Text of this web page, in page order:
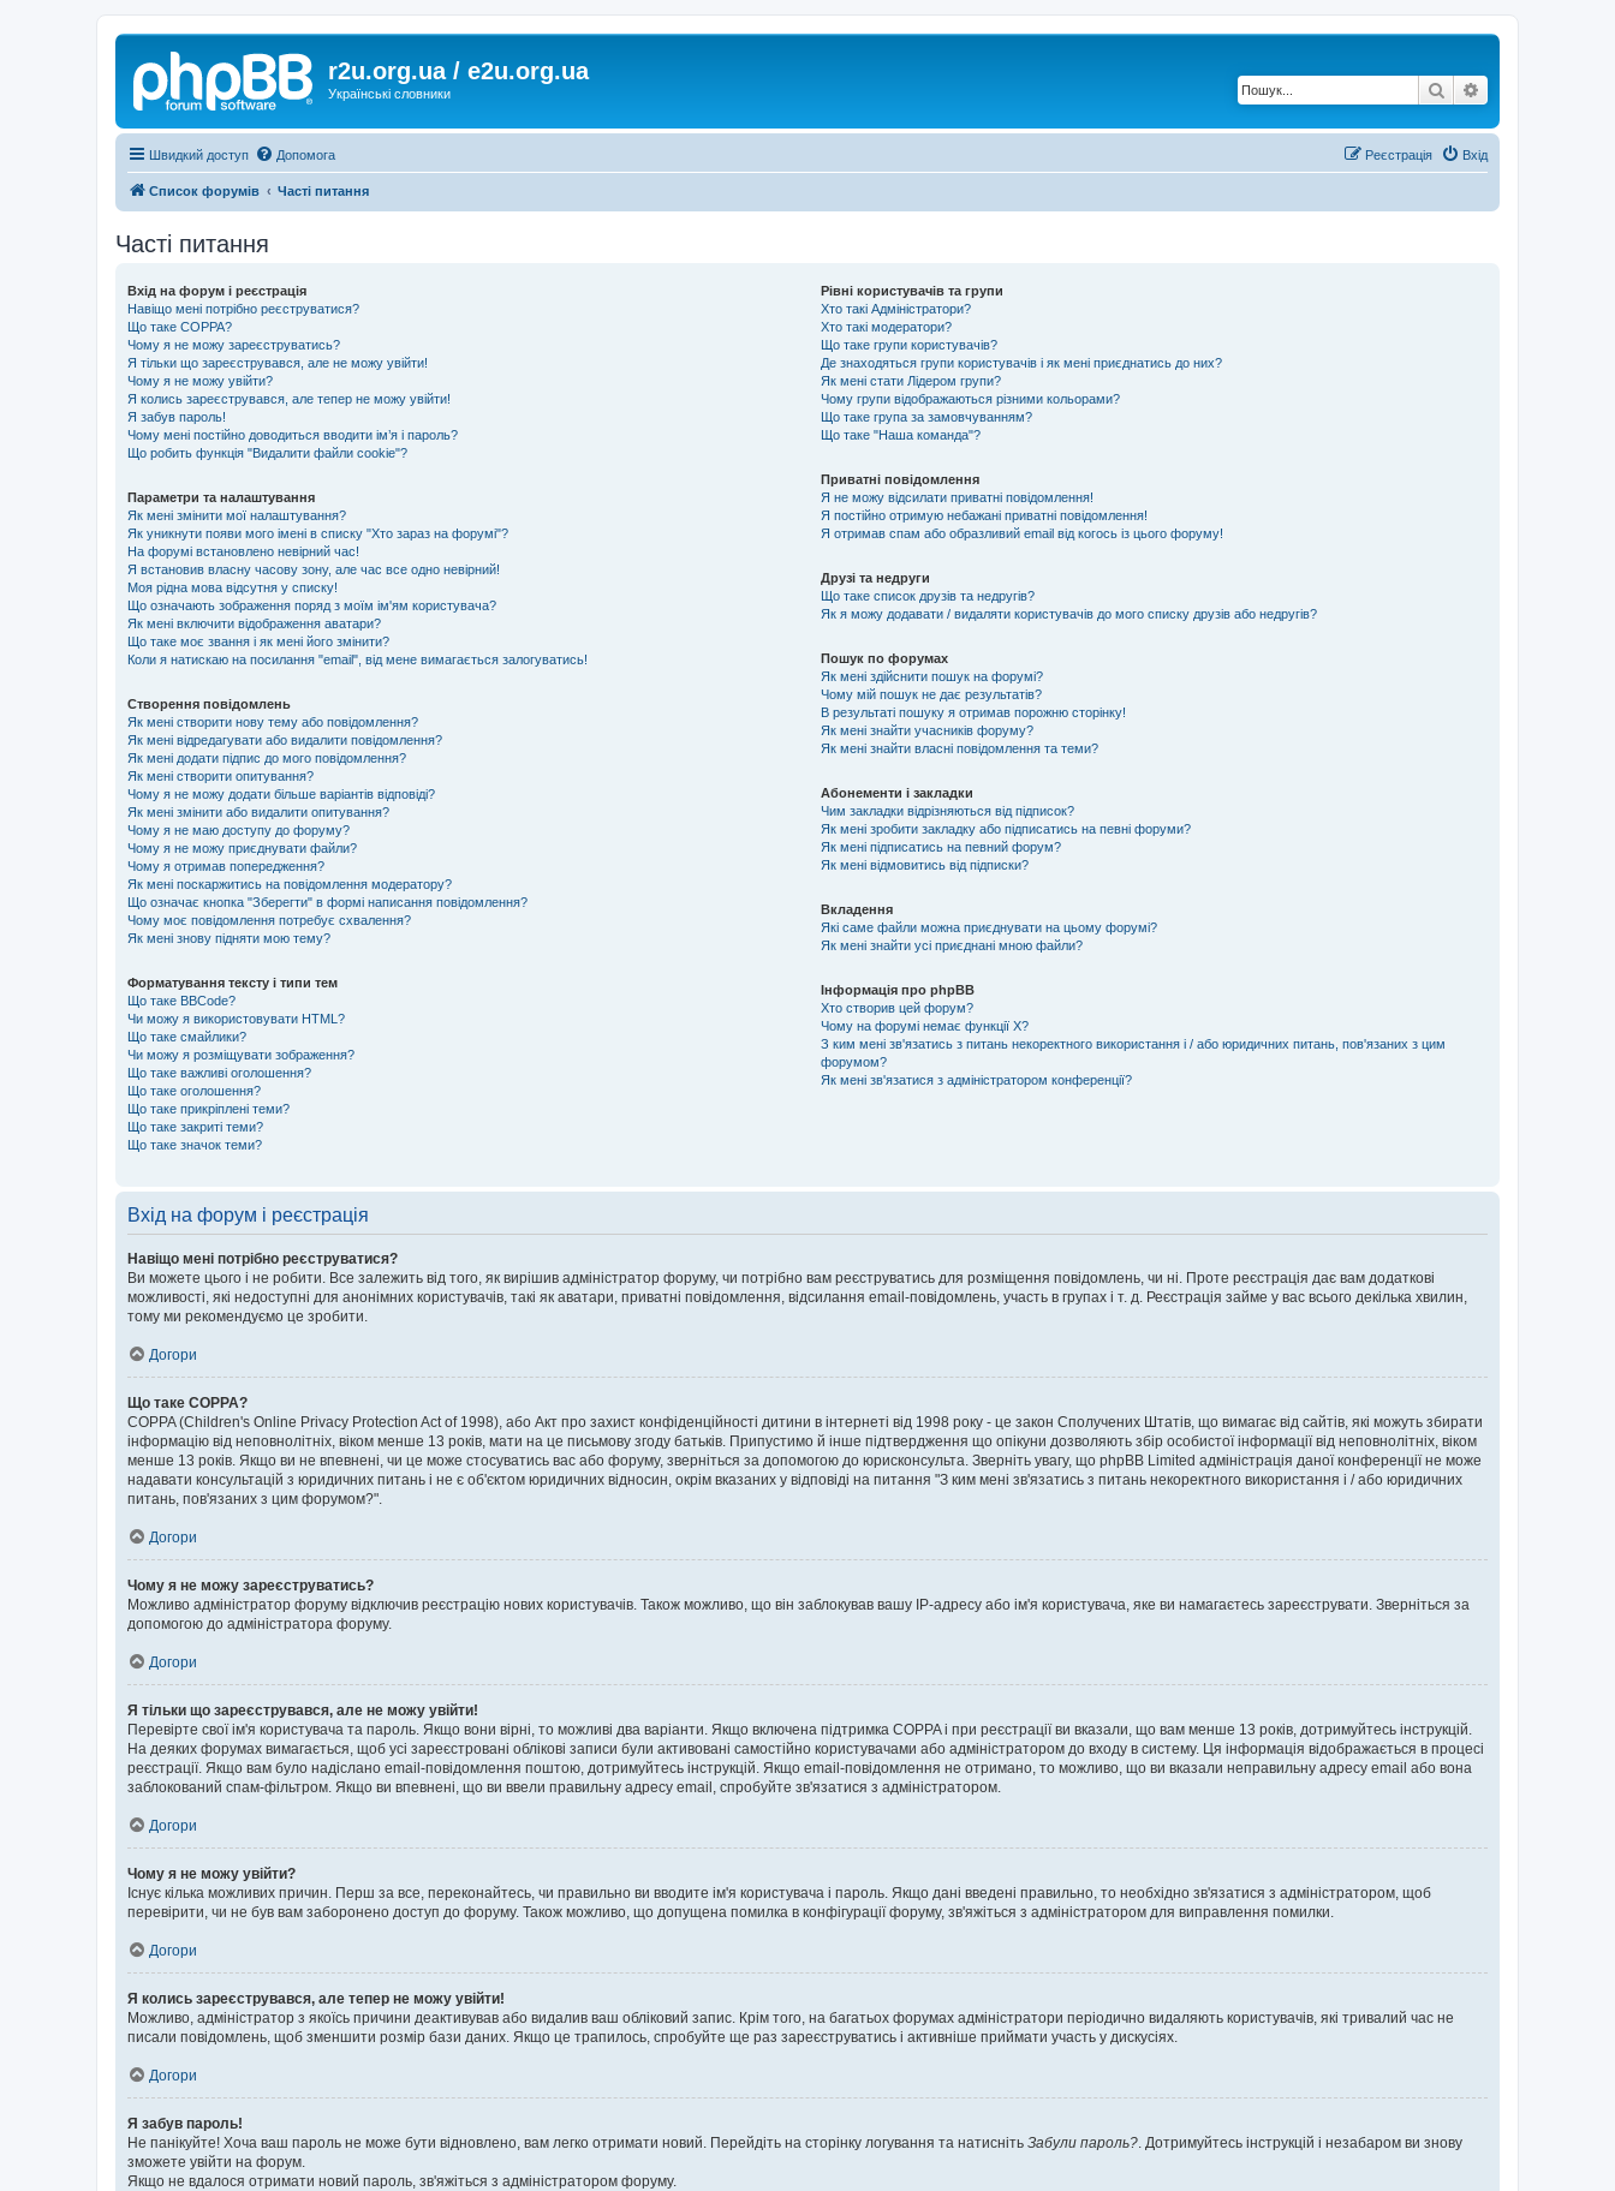
r2u.org.ua / e2u.org.ua
Українські словники Пошук
Швидкий доступ Допомога Вхід
Реєстрація
Список форумів Часті питання
Часті питання
Вхід на форум і реєстрація
Навіщо мені потрібно реєструватися?
Що таке COPPA?
Чому я не можу зареєструватись?
Я тільки що зареєструвався, але не можу увійти!
Чому я не можу увійти?
Я колись зареєструвався, але тепер не можу увійти!
Я забув пароль!
Чому мені постійно доводиться вводити ім’я і пароль?
Що робить функція "Видалити файли cookie"?
Параметри та налаштування
Як мені змінити мої налаштування?
Як уникнути появи мого імені в списку "Хто зараз на форумі"?
На форумі встановлено невірний час!
Я встановив власну часову зону, але час все одно невірний!
Моя рідна мова відсутня у списку!
Що означають зображення поряд з моїм ім'ям користувача?
Як мені включити відображення аватари?
Що таке моє звання і як мені його змінити?
Коли я натискаю на посилання "email", від мене вимагається залогуватись!
Створення повідомлень
Як мені створити нову тему або повідомлення?
Як мені відредагувати або видалити повідомлення?
Як мені додати підпис до мого повідомлення?
Як мені створити опитування?
Чому я не можу додати більше варіантів відповіді?
Як мені змінити або видалити опитування?
Чому я не маю доступу до форуму?
Чому я не можу приєднувати файли?
Чому я отримав попередження?
Як мені поскаржитись на повідомлення модератору?
Що означає кнопка "Зберегти" в формі написання повідомлення?
Чому моє повідомлення потребує схвалення?
Як мені знову підняти мою тему?
Форматування тексту і типи тем
Що таке BBCode?
Чи можу я використовувати HTML?
Що таке смайлики?
Чи можу я розміщувати зображення?
Що таке важливі оголошення?
Що таке оголошення?
Що таке прикріплені теми?
Що таке закриті теми?
Що таке значок теми?
Рівні користувачів та групи
Хто такі Адміністратори?
Хто такі модератори?
Що таке групи користувачів?
Де знаходяться групи користувачів і як мені приєднатись до них?
Як мені стати Лідером групи?
Чому групи відображаються різними кольорами?
Що таке група за замовчуванням?
Що таке "Наша команда"?
Приватні повідомлення
Я не можу відсилати приватні повідомлення!
Я постійно отримую небажані приватні повідомлення!
Я отримав спам або образливий email від когось із цього форуму!
Друзі та недруги
Що таке список друзів та недругів?
Як я можу додавати / видаляти користувачів до мого списку друзів або недругів?
Пошук по форумах
Як мені здійснити пошук на форумі?
Чому мій пошук не дає результатів?
В результаті пошуку я отримав порожню сторінку!
Як мені знайти учасників форуму?
Як мені знайти власні повідомлення та теми?
Абонементи і закладки
Чим закладки відрізняються від підписок?
Як мені зробити закладку або підписатись на певні форуми?
Як мені підписатись на певний форум?
Як мені відмовитись від підписки?
Вкладення
Які саме файли можна приєднувати на цьому форумі?
Як мені знайти усі приєднані мною файли?
Інформація про phpBB
Хто створив цей форум?
Чому на форумі немає функції X?
З ким мені зв'язатись з питань некоректного використання і / або юридичних питань, пов'язаних з цим
форумом?
Як мені зв'язатися з адміністратором конференції?
Вхід на форум і реєстрація
Навіщо мені потрібно реєструватися?
Ви можете цього і не робити. Все залежить від того, як вирішив адміністратор форуму, чи потрібно вам реєструватись для розміщення повідомлень, чи ні. Проте реєстрація дає вам додаткові
можливості, які недоступні для анонімних користувачів, такі як аватари, приватні повідомлення, відсилання email-повідомлень, участь в групах і т. д. Реєстрація займе у вас всього декілька хвилин,
тому ми рекомендуємо це зробити.
Догори
Що таке COPPA?
COPPA (Children's Online Privacy Protection Act of 1998), або Акт про захист конфіденційності дитини в інтернеті від 1998 року - це закон Сполучених Штатів, що вимагає від сайтів, які можуть збирати
інформацію від неповнолітніх, віком менше 13 років, мати на це письмову згоду батьків. Припустимо й інше підтвердження що опікуни дозволяють збір особистої інформації від неповнолітніх, віком
менше 13 років. Якщо ви не впевнені, чи це може стосуватись вас або форуму, зверніться за допомогою до юрисконсульта. Зверніть увагу, що phpBB Limited адміністрація даної конференції не може
надавати консультацій з юридичних питань і не є об'єктом юридичних відносин, окрім вказаних у відповіді на питання "З ким мені зв'язатись з питань некоректного використання і / або юридичних
питань, пов'язаних з цим форумом?".
Догори
Чому я не можу зареєструватись?
Можливо адміністратор форуму відключив реєстрацію нових користувачів. Також можливо, що він заблокував вашу IP-адресу або ім'я користувача, яке ви намагаєтесь зареєструвати. Зверніться за
допомогою до адміністратора форуму.
Догори
Я тільки що зареєструвався, але не можу увійти!
Перевірте свої ім'я користувача та пароль. Якщо вони вірні, то можливі два варіанти. Якщо включена підтримка COPPA і при реєстрації ви вказали, що вам менше 13 років, дотримуйтесь інструкцій.
На деяких форумах вимагається, щоб усі зареєстровані облікові записи були активовані самостійно користувачами або адміністратором до входу в систему. Ця інформація відображається в процесі
реєстрації. Якщо вам було надіслано email-повідомлення поштою, дотримуйтесь інструкцій. Якщо email-повідомлення не отримано, то можливо, що ви вказали неправильну адресу email або вона
заблокований спам-фільтром. Якщо ви впевнені, що ви ввели правильну адресу email, спробуйте зв'язатися з адміністратором.
Догори
Чому я не можу увійти?
Існує кілька можливих причин. Перш за все, переконайтесь, чи правильно ви вводите ім'я користувача і пароль. Якщо дані введені правильно, то необхідно зв'язатися з адміністратором, щоб
перевірити, чи не був вам заборонено доступ до форуму. Також можливо, що допущена помилка в конфігурації форуму, зв'яжіться з адміністратором для виправлення помилки.
Догори
Я колись зареєструвався, але тепер не можу увійти!
Можливо, адміністратор з якоїсь причини деактивував або видалив ваш обліковий запис. Крім того, на багатьох форумах адміністратори періодично видаляють користувачів, які тривалий час не
писали повідомлень, щоб зменшити розмір бази даних. Якщо це трапилось, спробуйте ще раз зареєструватись і активніше приймати участь у дискусіях.
Догори
Я забув пароль!
Не панікуйте! Хоча ваш пароль не може бути відновлено, вам легко отримати новий. Перейдіть на сторінку логування та натисніть Забули пароль? . Дотримуйтесь інструкцій і незабаром ви знову
зможете увійти на форум.
Якщо не вдалося отримати новий пароль, зв'яжіться з адміністратором форуму.